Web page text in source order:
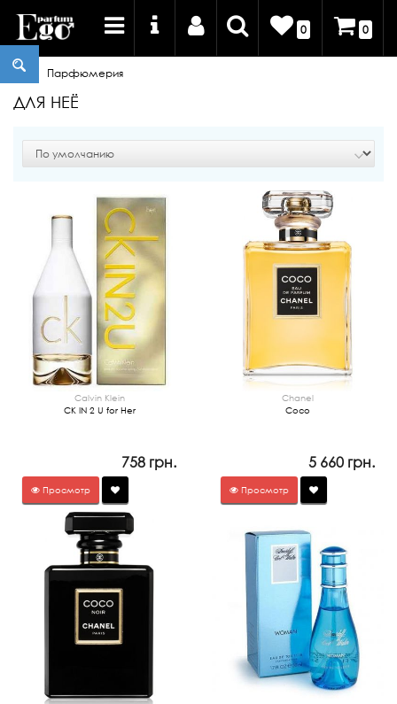
0 0
Парфюмерия
ДЛЯ НЕЁ
Calvin Klein
CK IN 2 U for Her
758 грн.
Просмотр
Chanel
Coco
5 660 грн.
Просмотр